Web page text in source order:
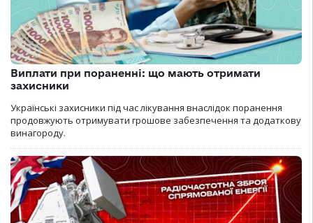
Виплати при пораненні: що мають отримати
захисники
Українські захисники під час лікування внаслідок поранення
продовжують отримувати грошове забезпечення та додаткову
винагороду.